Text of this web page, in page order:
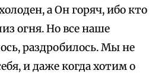
а Он горяч, ибо кто
огня. Но все наше
раздробилось. Мы не
и даже когда хотим о